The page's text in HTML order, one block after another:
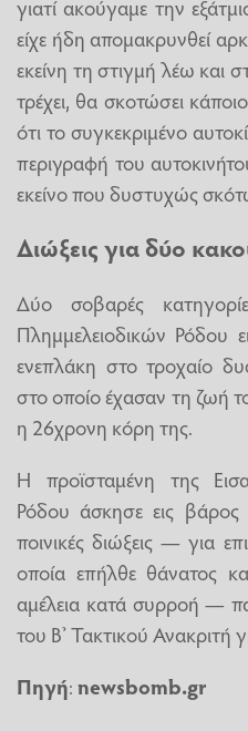
γιατί ακούγαμε την
είχε ήδη απομακρυνθεί
εκείνη τη στιγμή λέω και
τρέχει, θα σκοτώσει
ότι το συγκεκριμένο
περιγραφή του
εκείνο που δυστυχώς
Διώξεις για δύο
Δύο σοβαρές
Πλημμελειοδικών Ρόδου
ενεπλάκη στο τροχαίο
στο οποίο έχασαν τη ζωή
η 26χρονη κόρη της.
Η προϊσταμένη της
Ρόδου άσκησε εις
ποινικές διώξεις — για
οποία επήλθε θάνατος
αμέλεια κατά συρροή —
του Β’ Τακτικού Ανακριτή
Πηγή:newsbomb.gr